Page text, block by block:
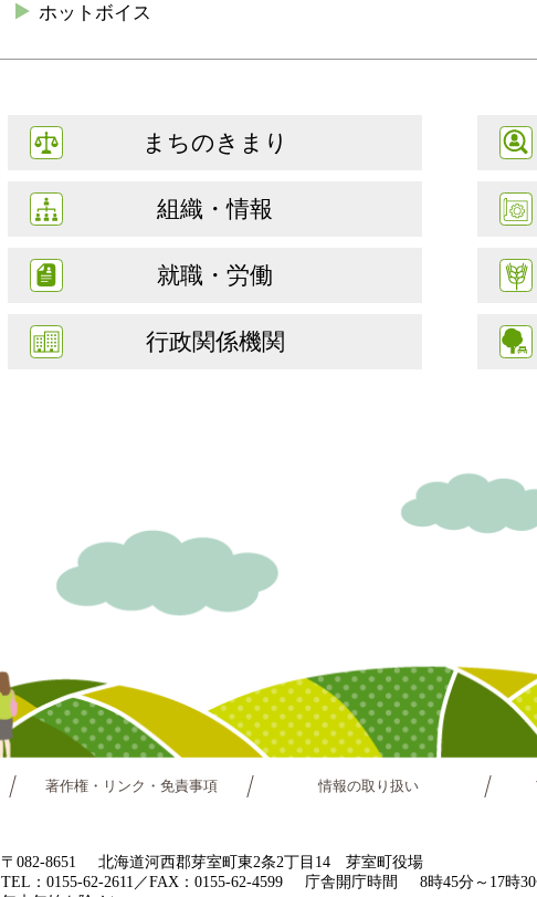
ホットボイス
まちのきまり
組織・情報
就職・労働
行政関係機関
著作権・リンク・免責事項 情報の取り扱い
〒082-8651
北海道河西郡芽室町東2条2丁目14 芽室町役場
TEL：0155-62-2611／FAX：0155-62-4599
庁舎開庁時間
8時45分～17時